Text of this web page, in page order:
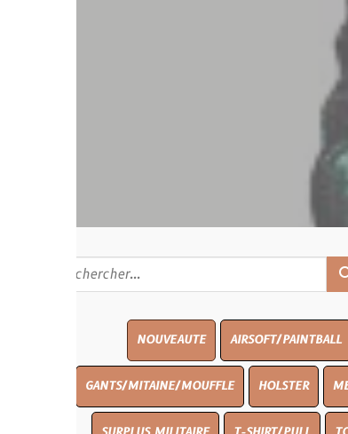
AIRSOFT/PAINTBALL RATIONS
GANTS/MITAINE/MOUFFLE HOLSTER MEDAILLES/